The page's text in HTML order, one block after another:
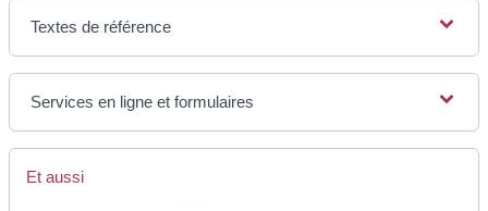
Textes de référence
Services en ligne et formulaires
Et aussi